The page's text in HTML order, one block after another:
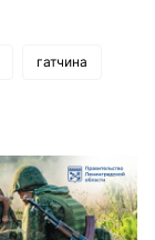
гатчина